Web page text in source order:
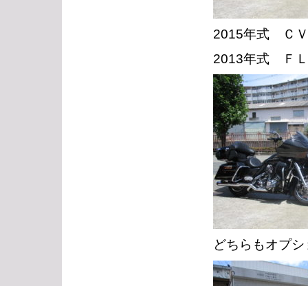
2015年式 Ｃ
2013年式 Ｆ
どちらもオプ